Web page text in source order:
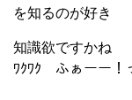
を知るのが好き
知識欲ですかね
ﾜｸﾜｸ ふぁーー！